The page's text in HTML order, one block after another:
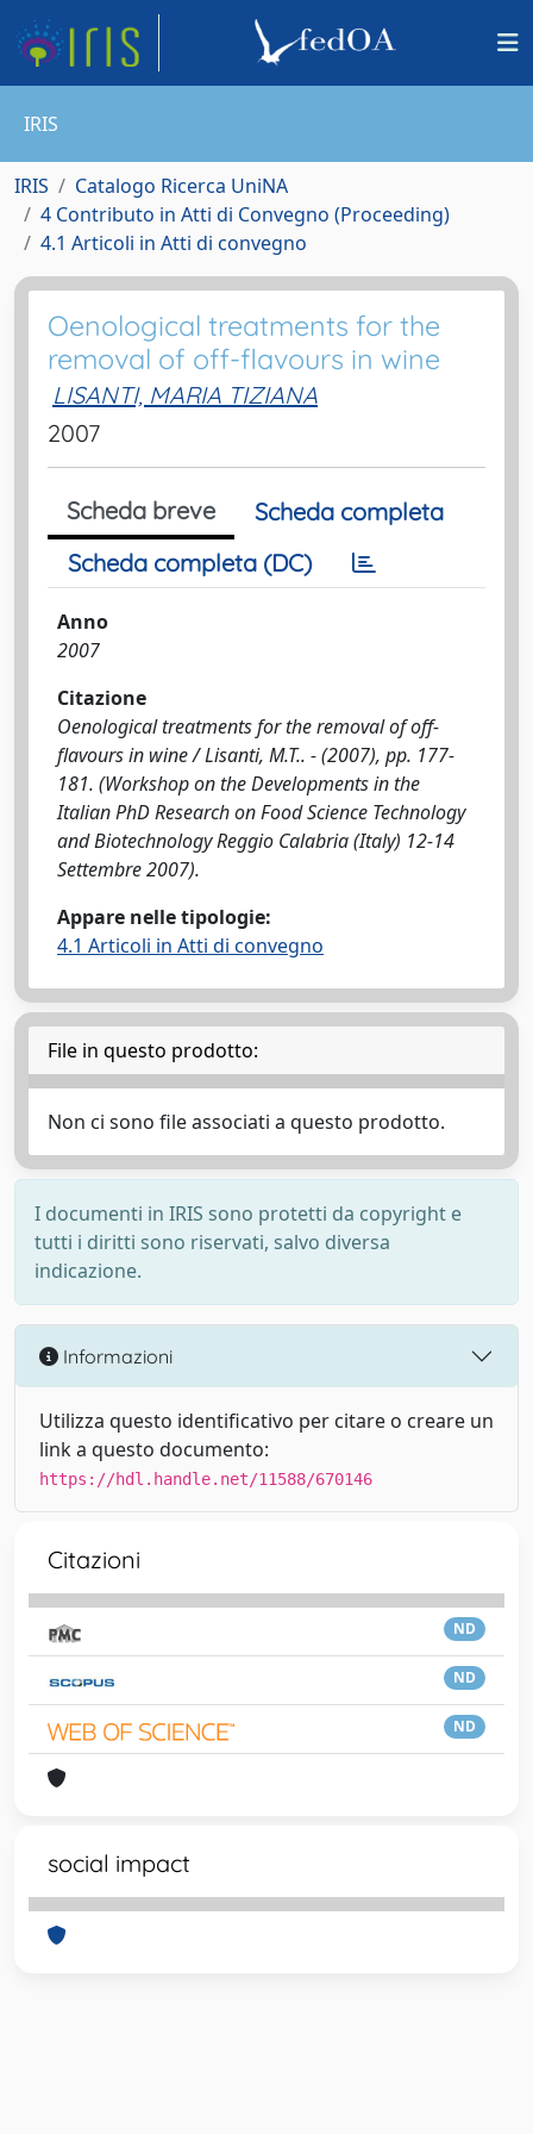
IRIS
IRIS
Catalogo Ricerca UniNA
4 Contributo in Atti di Convegno (Proceeding)
4.1 Articoli in Atti di convegno
Oenological treatments for the
removal of off-flavours in wine
LISANTI, MARIA TIZIANA
2007
Scheda breve
Scheda completa
Scheda completa (DC)
Anno
2007
Citazione
Oenological treatments for the removal of off-
flavours in wine / Lisanti, M.T.. - (2007), pp. 177-
181. (Workshop on the Developments in the
Italian PhD Research on Food Science Technology
and Biotechnology Reggio Calabria (Italy) 12-14
Settembre 2007).
Appare nelle tipologie:
4.1 Articoli in Atti di convegno
File in questo prodotto:
Non ci sono file associati a questo prodotto.
I documenti in IRIS sono protetti da copyright e
tutti i diritti sono riservati, salvo diversa
indicazione.
Informazioni
Utilizza questo identificativo per citare o creare un
link a questo documento:
https://hdl.handle.net/11588/670146
Citazioni
ND
ND
ND
social impact